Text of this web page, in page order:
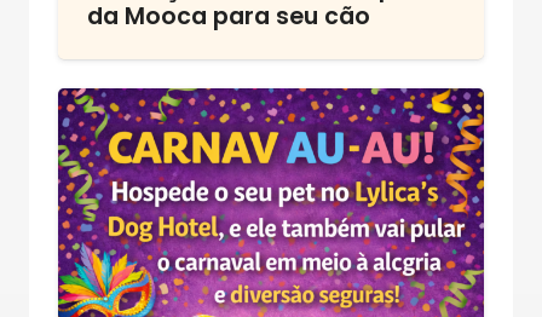
da Mooca para seu cão